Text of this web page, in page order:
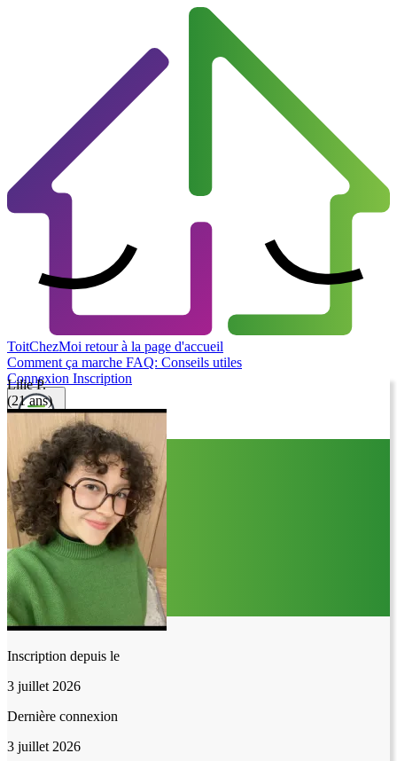
ToitChezMoi retour à la page d'accueil
Comment ça marche FAQ: Conseils utiles
Connexion Inscription
Lilie P.
(21 ans)
Inscription depuis le
3 juillet 2026
Dernière connexion
3 juillet 2026